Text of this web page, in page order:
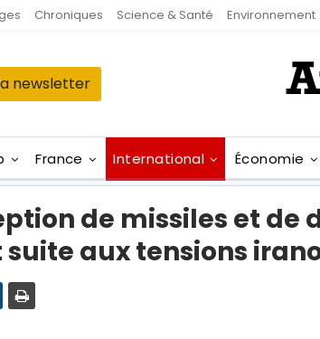
Chroniques Science & Santé Environnement
newsletter
France International Économie
de missiles et de
suite aux tensions